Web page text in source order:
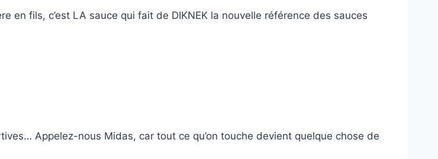
en fils, c’est LA sauce qui fait de DIKNEK la nouvelle référence des sauces
Appelez-nous Midas, car tout ce qu’on touche devient quelque chose de